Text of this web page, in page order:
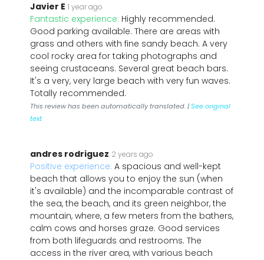
Javier E 1 year ago
Fantastic experience: Highly recommended.
Good parking available. There are areas with
grass and others with fine sandy beach. A very
cool rocky area for taking photographs and
seeing crustaceans. Several great beach bars.
It's a very, very large beach with very fun waves.
Totally recommended.
This review has been automatically translated. |See original
text
andres rodriguez 2 years ago
Positive experience: A spacious and well-kept
beach that allows you to enjoy the sun (when
it's available) and the incomparable contrast of
the sea, the beach, and its green neighbor, the
mountain, where, a few meters from the bathers,
calm cows and horses graze. Good services
from both lifeguards and restrooms. The
access in the river area, with various beach